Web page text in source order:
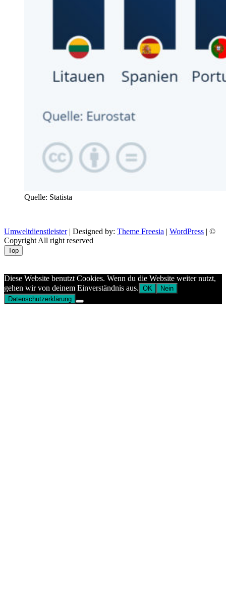
Quelle: Statista
Umweltdienstleister| Designed by: Theme Freesia | WordPress | ©
Copyright All right reserved
Top
Diese Website benutzt Cookies. Wenn du die Website weiter nutzt,
gehen wir von deinem Einverständnis aus. OK
Nein
Datenschutzerklärung